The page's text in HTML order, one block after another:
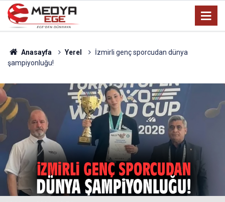
Anasayfa Yerel
İzmirli genç sporcudan dünya
şampiyonluğu!